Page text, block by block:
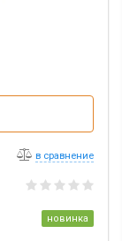
в сравнение
новинка